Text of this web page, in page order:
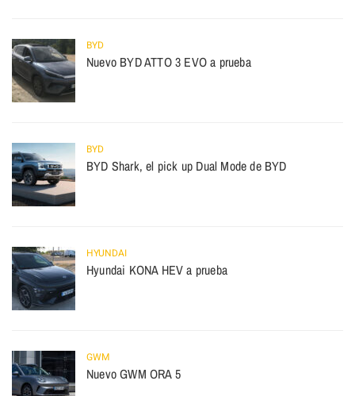
BYD
Nuevo BYD ATTO 3 EVO a prueba
BYD
BYD Shark, el pick up Dual Mode de BYD
HYUNDAI
Hyundai KONA HEV a prueba
GWM
Nuevo GWM ORA 5